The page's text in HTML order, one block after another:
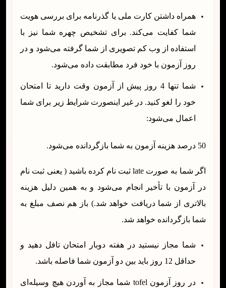
همراه داشتن کارت ملی یا گذرنامه برای بررسی هویت
شما کفایت می‌کند. برای تشخیص چهره شما نیز با
استفاده از وب کم تصویری از شما گرفته می‌شود و در
روز آزمون با خود فرد مطابقت داده می‌شود.
شما تنها 4 روز پیش از آزمون وقت دارید تا امتحان
خود را لغو کنید. در غیر اینصورت شرایط زیر برای شما
اعمال می‌شود:
50 درصد هزینه آزمون به شما بازگردانده می‌شود.
اگر شما به صورت late ثبت نام کرده باشید ( یعنی ثبت نام
در آزمون با تأخیر انجام می‌شود و به همین دلیل هزینه
بالاتری از شما دریافت خواهد شد.) باز هم نصف مبلغ به
شما بازگردانده خواهد شد.
شما مجاز نیستید در هفته دوبار امتحان تافل دهید و
حداقل 12 روز باید بین دو آزمون شما فاصله باشد.
در روز آزمون tofel شما مجاز به آوردن هیچ وسیله‌ای